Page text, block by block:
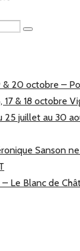
& 20 octobre –
17 & 18 octobre
juillet au 30
Sanson
– Le Blanc de